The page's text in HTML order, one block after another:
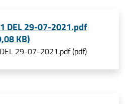
DEL 29-07-2021.pdf
KB)
29-07-2021.pdf (pdf)